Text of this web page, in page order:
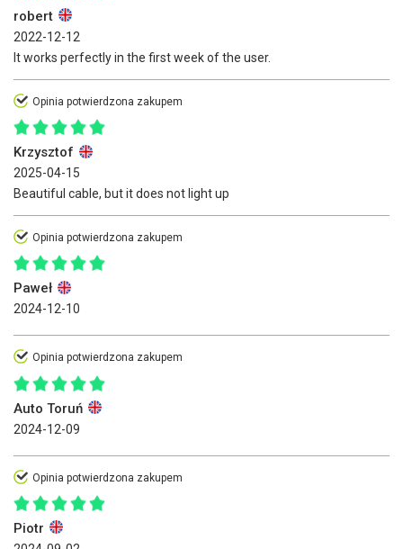
robert
2022-12-12
It works perfectly in the first week of the user.
Opinia potwierdzona zakupem
Krzysztof
2025-04-15
Beautiful cable, but it does not light up
Opinia potwierdzona zakupem
Paweł
2024-12-10
Opinia potwierdzona zakupem
Auto Toruń
2024-12-09
Opinia potwierdzona zakupem
Piotr